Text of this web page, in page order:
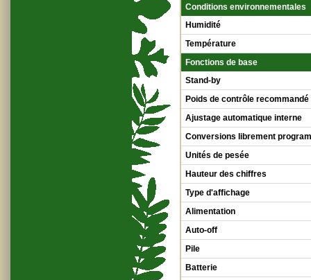
Conditions environnementales
Humidité
Température
Fonctions de base
Stand-by
Poids de contrôle recommandé
Ajustage automatique interne
Conversions librement
Unités de pesée
Hauteur des chiffres
Type d'affichage
Alimentation
Auto-off
Pile
Batterie